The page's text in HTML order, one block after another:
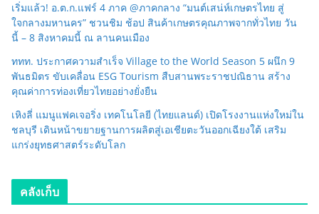
เริ่มแล้ว! อ.ต.ก.แฟร์ 4 ภาค @ภาคกลาง “มนต์เสน่ห์เกษตรไทย สู่
ใจกลางมหานคร” ชวนชิม ช้อป สินค้าเกษตรคุณภาพจากทั่วไทย วัน
นี้ – 8 สิงหาคมนี้ ณ ลานคนเมือง
ททท. ประกาศความสำเร็จ Village to the World Season 5 ผนึก 9
พันธมิตร ขับเคลื่อน ESG Tourism สืบสานพระราชปณิธาน สร้าง
คุณค่าการท่องเที่ยวไทยอย่างยั่งยืน
เหิงลี่ แมนูแฟคเจอริ่ง เทคโนโลยี (ไทยแลนด์) เปิดโรงงานแห่งใหม่ใน
ชลบุรี เดินหน้าขยายฐานการผลิตสู่เอเชียตะวันออกเฉียงใต้ เสริม
แกร่งยุทธศาสตร์ระดับโลก
คลังเก็บ